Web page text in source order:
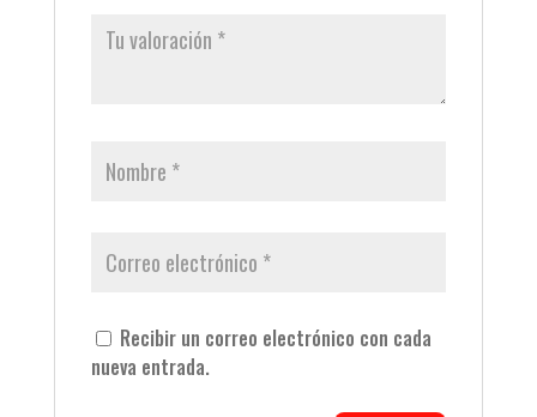
Recibir un correo electrónico con cada
nueva entrada.